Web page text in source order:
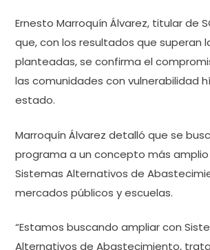
Ernesto Marroquín Álvarez, titular de
que, con los resultados que superan
planteadas, se confirma el
las comunidades con vulnerabilidad
estado.
Marroquín Álvarez detalló que se
programa a un concepto más
Sistemas Alternativos de
mercados públicos y escuelas.
“Estamos buscando ampliar con
Alternativos de Abastecimiento,